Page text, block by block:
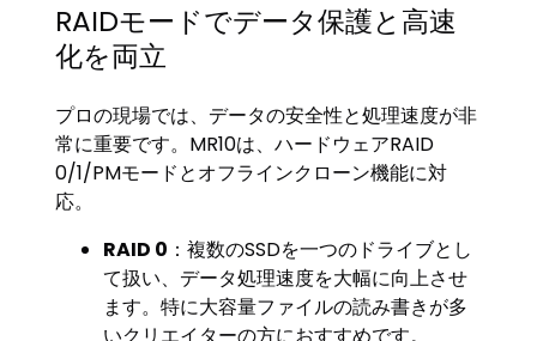
RAIDモードでデータ保護と高速
化を両立
プロの現場では、データの安全性と処理速度が非
常に重要です。MR10は、ハードウェアRAID
0/1/PMモードとオフラインクローン機能に対
応。
RAID 0 ：複数のSSDを一つのドライブとし
て扱い、データ処理速度を大幅に向上させ
ます。特に大容量ファイルの読み書きが多
いクリエイターの方におすすめです。